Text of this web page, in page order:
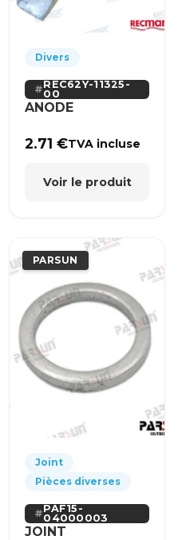
Divers
REC62Y-11325-
00
ANODE
2.71€TVA incluse
Voir le produit
PARSUN
Joint
Pièces diverses
PAF15-
04000003
JOINT